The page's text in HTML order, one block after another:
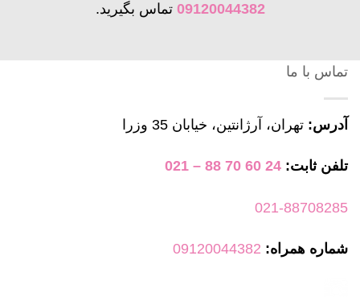
09120044382 تماس بگیرید.
تماس با ما
آدرس: تهران، آرژانتین، خیابان 35 وزرا
تلفن ثابت: 24 60 70 88 – 021
021-88708285
شماره همراه: 09120044382